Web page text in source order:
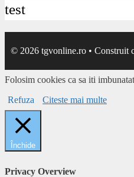
test
© 2026 tgvonline.ro • Construit
Folosim cookies ca sa iti
Refuza
Citeste mai multe
Închide
Privacy Overview